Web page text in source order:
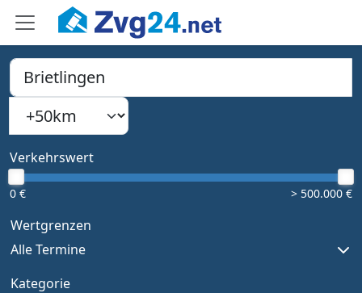
PLZ, Ort oder Bundesland
Type 1 or more characters for results.
Suchradius
Verkehrswert
0 € > 500.000 €
Wertgrenzen
Alle Termine
Kategorie